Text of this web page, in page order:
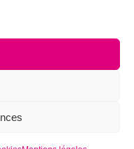
actupparis.org (2003-2017)